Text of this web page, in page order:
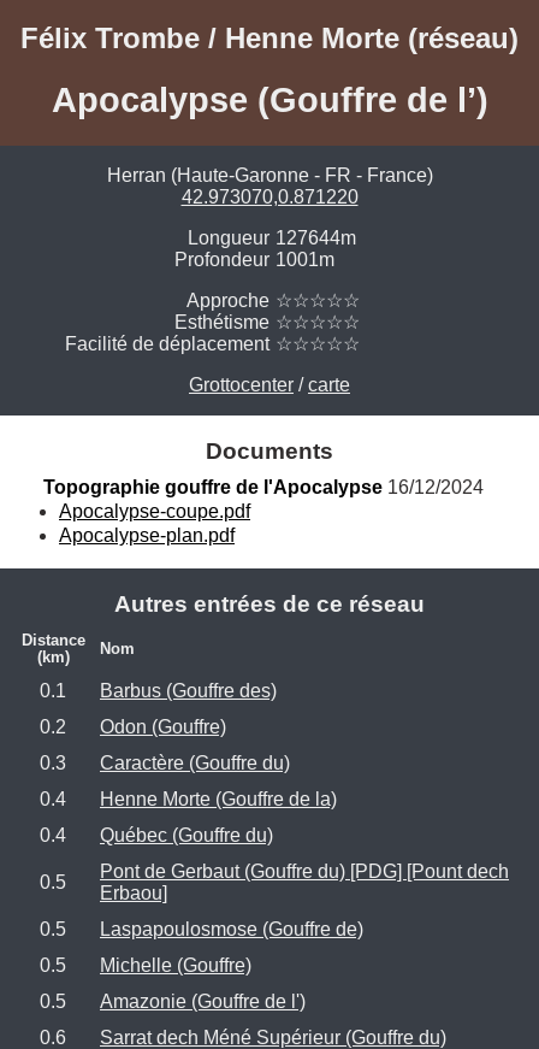
Félix Trombe / Henne Morte (réseau)
Apocalypse (Gouffre de l’)
Herran (Haute-Garonne - FR - France)
42.973070,0.871220
Longueur 127644m
Profondeur 1001m
Approche ☆☆☆☆☆
Esthétisme ☆☆☆☆☆
Facilité de déplacement ☆☆☆☆☆
Grottocenter /carte
Documents
Topographie gouffre de l'Apocalypse 16/12/2024
Apocalypse-coupe.pdf
Apocalypse-plan.pdf
Autres entrées de ce réseau
Distance
(km)
Nom
0.1
Barbus (Gouffre des)
0.2
Odon (Gouffre)
0.3
Caractère (Gouffre du)
0.4
Henne Morte (Gouffre de la)
0.4
Québec (Gouffre du)
0.5
Pont de Gerbaut (Gouffre du) [PDG] [Pount dech
Erbaou]
0.5
Laspapoulosmose (Gouffre de)
0.5
Michelle (Gouffre)
0.5
Amazonie (Gouffre de l')
0.6
Sarrat dech Méné Supérieur (Gouffre du)